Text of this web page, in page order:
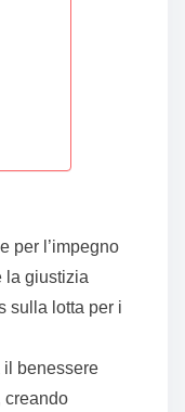
per l’impegno
la giustizia
sulla lotta per i
il benessere
creando